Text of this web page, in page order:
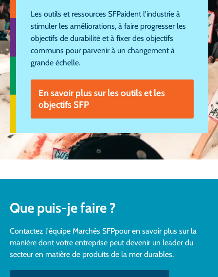
Les outils et ressources SFPaident l'industrie à
stimuler les améliorations, à faire progresser les
objectifs de durabilité et à fixer des objectifs
communs pour parvenir à un changement à
grande échelle.
En savoir plus sur les outils et les
objectifs SFP
Que puis-je faire ?
Contactez l'équipe Marchés SFPpour en savoir plus sur la
manière dont votre entreprise peut devenir un leader du
secteur en matière de produits de la mer durables.